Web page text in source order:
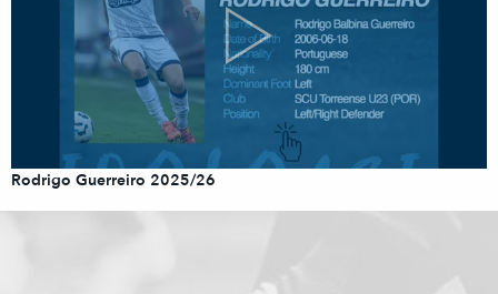
Rodrigo Guerreiro 2025/26